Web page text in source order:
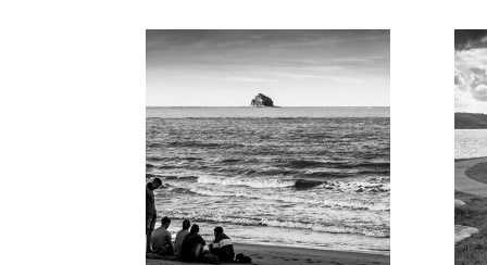
da
220,00 €
490,00 €